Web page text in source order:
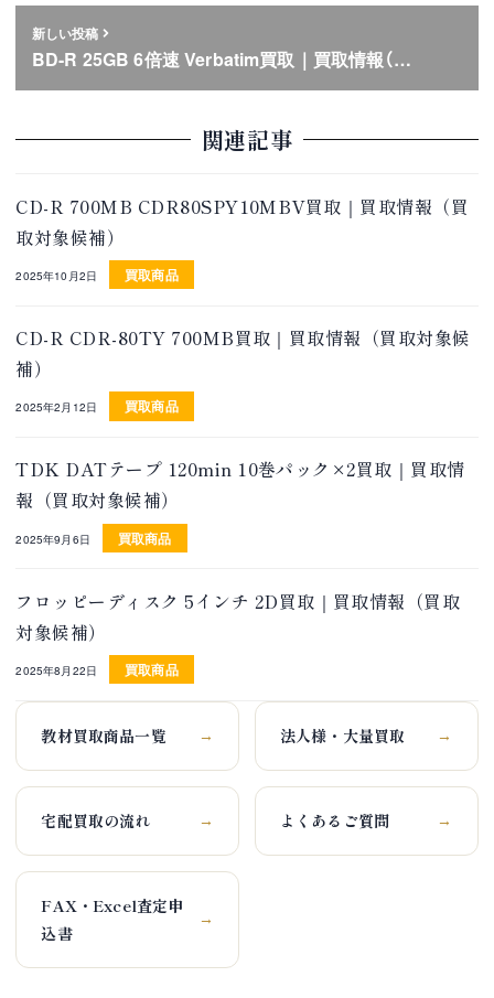
新しい投稿
BD-R 25GB 6倍速 Verbatim買取｜買取情報（…
関連記事
CD-R 700MB CDR80SPY10MBV買取｜買取情報（買
取対象候補）
2025年10月2日 買取商品
CD-R CDR-80TY 700MB買取｜買取情報（買取対象候
補）
2025年2月12日 買取商品
TDK DATテープ 120min 10巻パック×2買取｜買取情
報（買取対象候補）
2025年9月6日 買取商品
フロッピーディスク 5インチ 2D買取｜買取情報（買取
対象候補）
2025年8月22日 買取商品
教材買取商品一覧 → 法人様・大量買取 →
宅配買取の流れ → よくあるご質問 →
FAX・Excel査定申
込書
→